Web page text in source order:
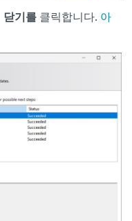
닫기를 클릭합니다. 아